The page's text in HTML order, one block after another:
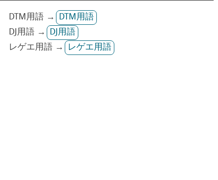
DTM用語 →
DTM用語
DJ用語 →
DJ用語
レゲエ用語 →
レゲエ用語